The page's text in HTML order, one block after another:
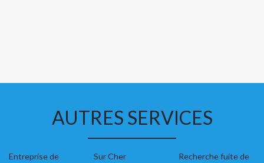
AUTRES SERVICES
Entreprise de
Sur Cher
Recherche fuite de